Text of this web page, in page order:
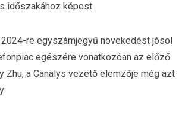
időszakához képest.
2024-re egyszámjegyű növekedést jósol
egészére vonatkozóan az előző
Zhu, a Canalys vezető elemzője még azt